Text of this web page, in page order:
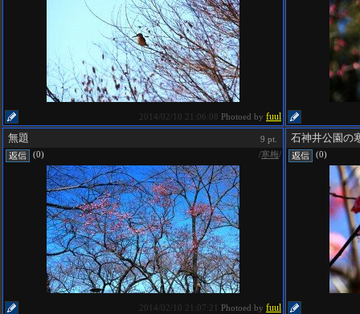
2014/02/10 21:06:08 Photoed by fuul
無題
9 pt.
(0)
/寒梅/
2014/02/10 21:07:21 Photoed by fuul
石神井公園の
(0)